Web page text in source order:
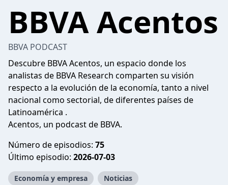
BBVA Acentos
BBVA PODCAST
Descubre BBVA Acentos, un espacio donde los
analistas de BBVA Research comparten su visión
respecto a la evolución de la economía, tanto a nivel
nacional como sectorial, de diferentes países de
Latinoamérica .
Acentos, un podcast de BBVA.
Número de episodios: 75
Último episodio: 2026-07-03
Economía y empresa Noticias